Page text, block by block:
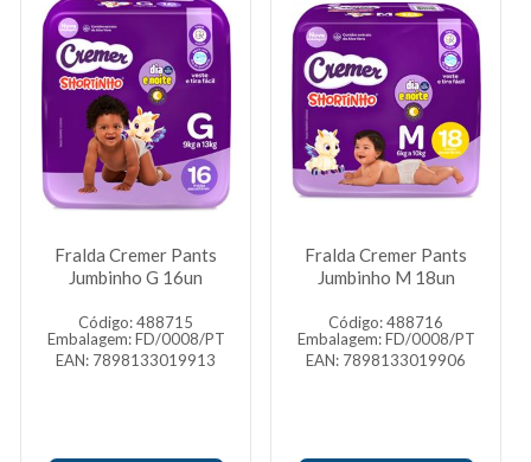
Fralda Cremer Pants
Jumbinho G 16un
Código: 488715
Embalagem: FD/0008/PT
EAN: 7898133019913
Fralda Cremer Pants
Jumbinho M 18un
Código: 488716
Embalagem: FD/0008/PT
EAN: 7898133019906